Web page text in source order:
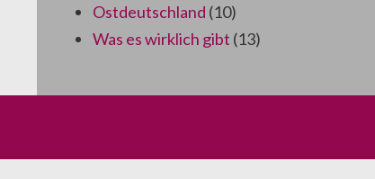
Ostdeutschland (10)
Was es wirklich gibt (13)